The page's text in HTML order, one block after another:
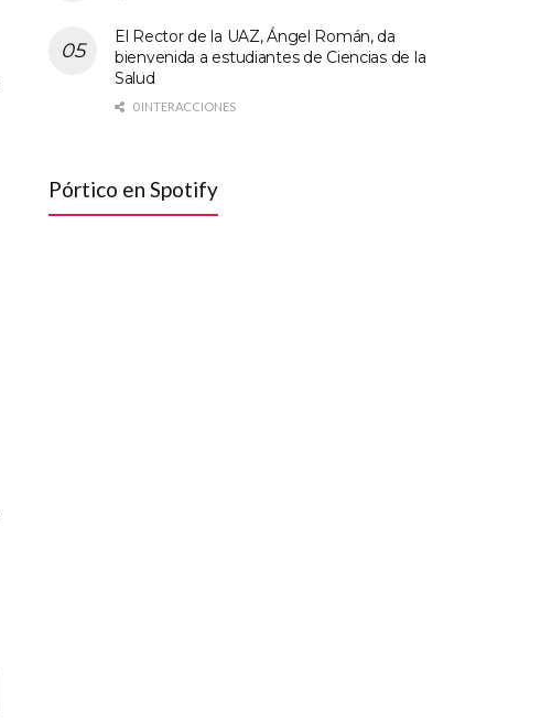
El Rector de la UAZ, Ángel Román, da
bienvenida a estudiantes de Ciencias de la
Salud
0 INTERACCIONES
Pórtico en Spotify